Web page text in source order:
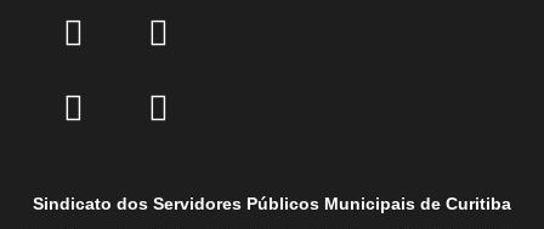
Sindicato dos Servidores Públicos Municipais de Curitiba